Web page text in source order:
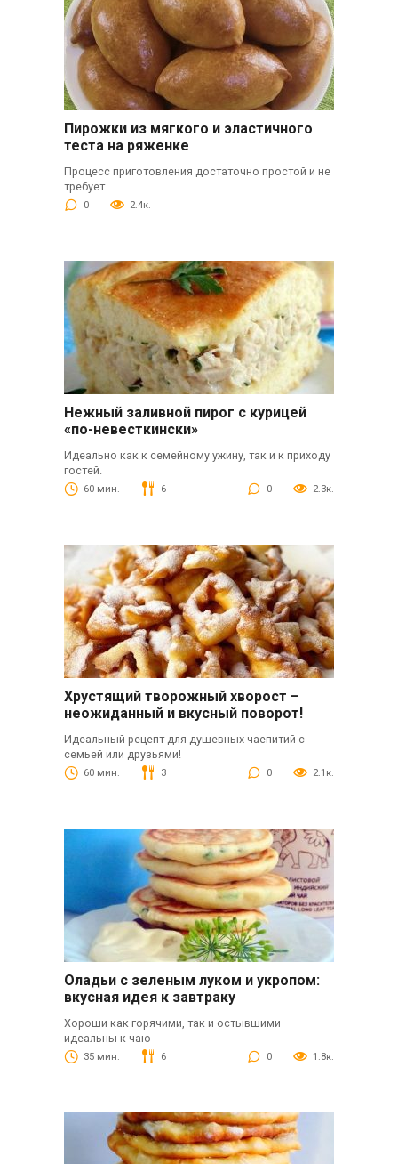
Пирожки из мягкого и эластичного
теста на ряженке
Процесс приготовления достаточно простой и не
требует
0 2.4к.
Нежный заливной пирог с курицей
«по-невесткински»
Идеально как к семейному ужину, так и к приходу
гостей.
60 мин. 6 0 2.3к.
Хрустящий творожный хворост –
неожиданный и вкусный поворот!
Идеальный рецепт для душевных чаепитий с
семьей или друзьями!
60 мин. 3 0 2.1к.
Оладьи с зеленым луком и укропом:
вкусная идея к завтраку
Хороши как горячими, так и остывшими —
идеальны к чаю
35 мин. 6 0 1.8к.